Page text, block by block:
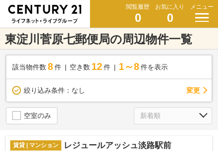
閲覧履歴
0
お気に入り
0
メニュー
東淀川菅原七郵便局の周辺物件一覧
該当物件数 8件 空き数 12 件 1～8 件を表示
絞り込み条件： なし 変更
空室のみ
賃貸 | マンション レジュールアッシュ淡路駅前